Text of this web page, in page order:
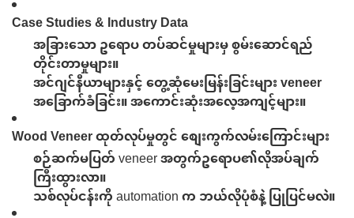
Case Studies & Industry Data
အခြားသော ဥရောပ တပ်ဆင်မှုများမှ စွမ်းဆောင်ရည်
တိုင်းတာမှုများ။
အင်ဂျင်နီယာများနှင့် တွေ့ဆုံမေးမြန်းခြင်းများveneer
အခြောက်ခံခြင်း။အကောင်းဆုံးအလေ့အကျင့်များ။
Wood Veneer ထုတ်လုပ်မှုတွင် စျေးကွက်လမ်းကြောင်းများ
စဉ်ဆက်မပြတ် veneer အတွက်ဥရောပ၏လိုအပ်ချက်
ကြီးထွားလာ။
သစ်လုပ်ငန်းကို automation က ဘယ်လိုပုံစံနဲ့ ပြုပြင်မလဲ။